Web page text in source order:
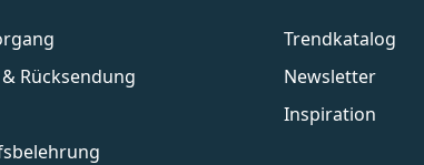
Rücksendung
Trendkatalog
Newsletter
Inspiration